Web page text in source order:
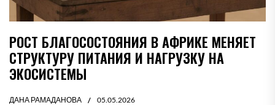
РОСТ БЛАГОСОСТОЯНИЯ В АФРИКЕ МЕНЯЕТ
СТРУКТУРУ ПИТАНИЯ И НАГРУЗКУ НА
ЭКОСИСТЕМЫ
ДАНА РАМАДАНОВА 05.05.2026